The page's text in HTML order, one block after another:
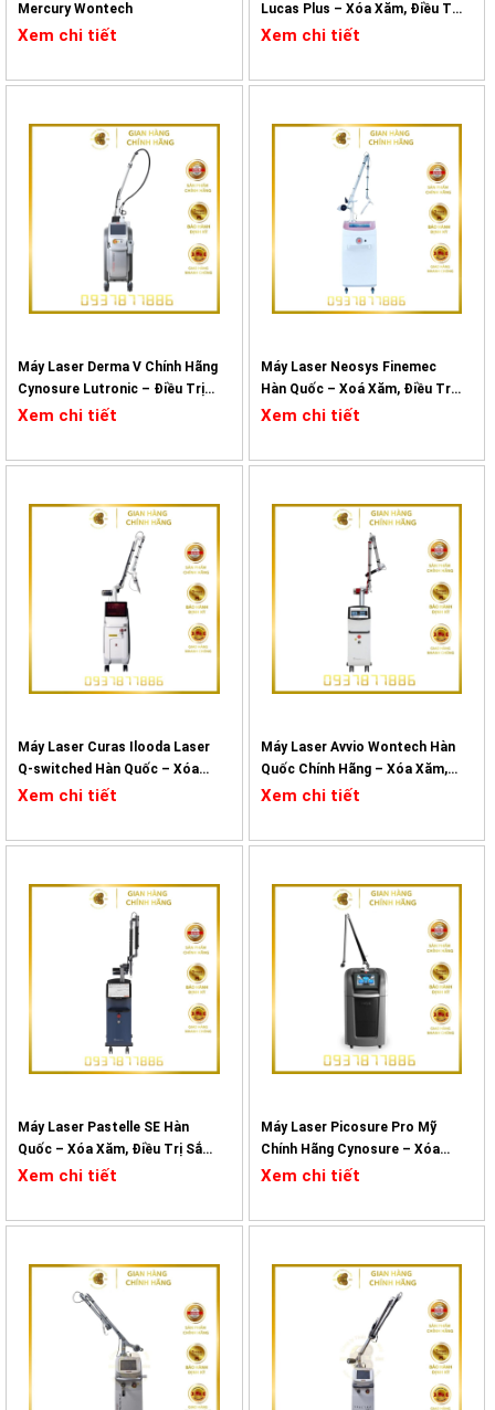
Mercury Wontech
Xem chi tiết
Lucas Plus – Xóa Xăm, Điều Trị
Sắc Tố
Xem chi tiết
Máy Laser Derma V Chính Hãng
Cynosure Lutronic – Điều Trị
Mạch Máu, Sắc Tố
Xem chi tiết
Máy Laser Neosys Finemec
Hàn Quốc – Xoá Xăm, Điều Trị
Sắc Tố
Xem chi tiết
Máy Laser Curas Ilooda Laser
Q-switched Hàn Quốc – Xóa
Xăm, Điều Trị Sắc Tố
Xem chi tiết
Máy Laser Avvio Wontech Hàn
Quốc Chính Hãng – Xóa Xăm,
Điều Trị Sắc Tố
Xem chi tiết
Máy Laser Pastelle SE Hàn
Quốc – Xóa Xăm, Điều Trị Sắc
Tố
Xem chi tiết
Máy Laser Picosure Pro Mỹ
Chính Hãng Cynosure – Xóa
Xăm, Điều Trị Sắc Tố
Xem chi tiết